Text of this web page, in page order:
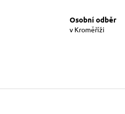
Osobní odběr
v Kroměříži